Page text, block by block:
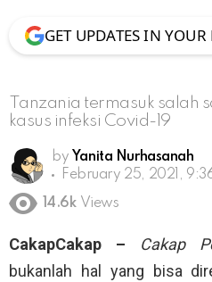
GET UPDATES IN YOUR
Tanzania termasuk salah
kasus infeksi Covid-19
by Yanita Nurhasanah
February 25, 2021,
14.6k Views
CakapCakap – Cakap
bukanlah hal yang bisa